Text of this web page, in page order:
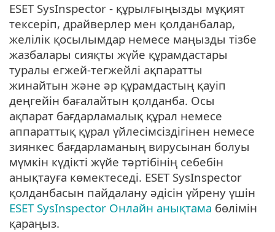
ESET SysInspector - құрылғыңызды мұқият
тексеріп, драйверлер мен қолданбалар,
желілік қосылымдар немесе маңызды тізбе
жазбалары сияқты жүйе құрамдастары
туралы егжей-тегжейлі ақпаратты
жинайтын және әр құрамдастың қауіп
деңгейін бағалайтын қолданба. Осы
ақпарат бағдарламалық құрал немесе
аппараттық құрал үйлесімсіздігінен немесе
зиянкес бағдарламаның вирусынан болуы
мүмкін күдікті жүйе тәртібінің себебін
анықтауға көмектеседі. ESET SysInspector
қолданбасын пайдалану әдісін үйрену үшін
ESET SysInspector Онлайн анықтама бөлімін
қараңыз.